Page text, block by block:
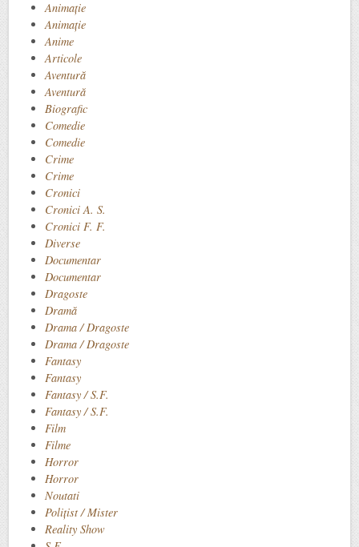
Animaţie
Animație
Anime
Articole
Aventură
Aventură
Biografic
Comedie
Comedie
Crime
Crime
Cronici
Cronici A. S.
Cronici F. F.
Diverse
Documentar
Documentar
Dragoste
Dramă
Drama / Dragoste
Drama / Dragoste
Fantasy
Fantasy
Fantasy / S.F.
Fantasy / S.F.
Film
Filme
Horror
Horror
Noutati
Polițist / Mister
Reality Show